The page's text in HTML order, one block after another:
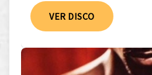
VER DISCO